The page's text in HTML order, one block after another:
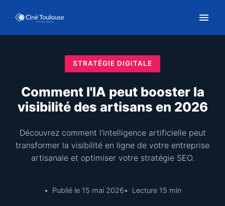
STRATÉGIE DIGITALE
Comment l'IA peut booster la
visibilité des artisans en 2026
Découvrez comment l'intelligence artificielle peut
transformer la visibilité en ligne de votre entreprise
artisanale et optimiser votre stratégie SEO.
Publié le 15 mai 2026 Lecture 15 min